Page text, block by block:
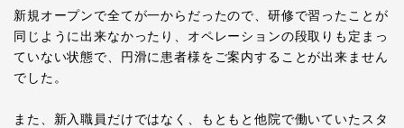
新規オープンで全てが一からだったので、研修で習ったことが
同じように出来なかったり、オペレーションの段取りも定まっ
ていない状態で、円滑に患者様をご案内することが出来ません
でした。
また、新入職員だけではなく、もともと他院で働いていたスタ